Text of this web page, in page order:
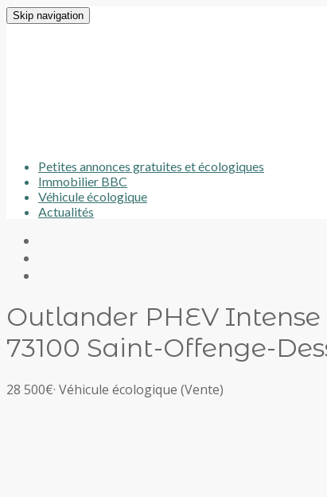
Skip navigation
Petites annonces gratuites et écologiques
Immobilier BBC
Véhicule écologique
Actualités
Outlander PHEV Intense
73100 Saint-Offenge-
28 500€· Véhicule écologique (Vente)